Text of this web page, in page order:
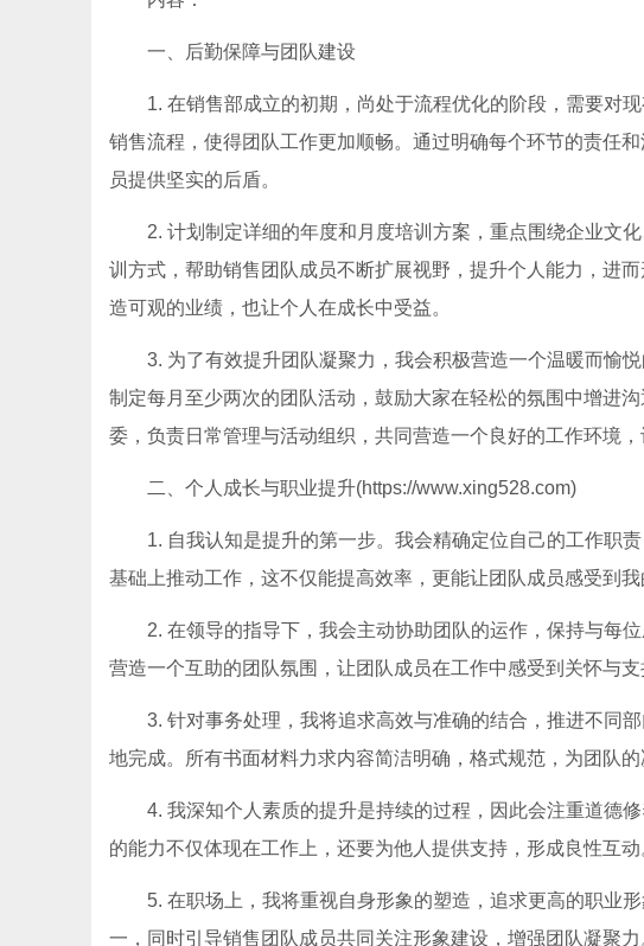
一、后勤保障与团队建设
1. 在销售部成立的初期，尚处于流程优化的阶段，需要对
销售流程，使得团队工作更加顺畅。通过明确每个环节的责任
员提供坚实的后盾。
2. 计划制定详细的年度和月度培训方案，重点围绕企业文
训方式，帮助销售团队成员不断扩展视野，提升个人能力，进
造可观的业绩，也让个人在成长中受益。
3. 为了有效提升团队凝聚力，我会积极营造一个温暖而愉悦
制定每月至少两次的团队活动，鼓励大家在轻松的氛围中增进
委，负责日常管理与活动组织，共同营造一个良好的工作环境
二、个人成长与职业提升(https://www.xing528.com)
1. 自我认知是提升的第一步。我会精确定位自己的工作职
基础上推动工作，这不仅能提高效率，更能让团队成员感受到我
2. 在领导的指导下，我会主动协助团队的运作，保持与每
营造一个互助的团队氛围，让团队成员在工作中感受到关怀与支
3. 针对事务处理，我将追求高效与准确的结合，推进不同
地完成。所有书面材料力求内容简洁明确，格式规范，为团队的
4. 我深知个人素质的提升是持续的过程，因此会注重道德
的能力不仅体现在工作上，还要为他人提供支持，形成良性互动
5. 在职场上，我将重视自身形象的塑造，追求更高的职业
一，同时引导销售团队成员共同关注形象建设，增强团队凝聚